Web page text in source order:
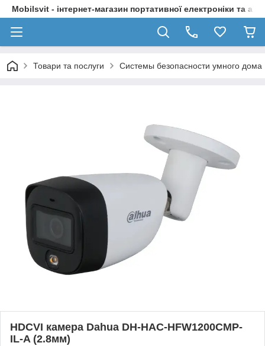
Mobilsvit - інтернет-магазин портативної електроніки та
Товари та послуги Системы безопасности умного дома
HDCVI камера Dahua DH-HAC-HFW1200CMP-
IL-A (2.8мм)